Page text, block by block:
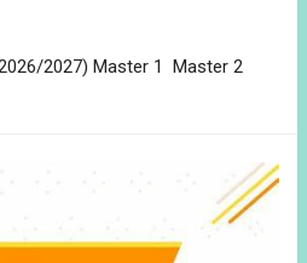
2027) Master 1 Master 2